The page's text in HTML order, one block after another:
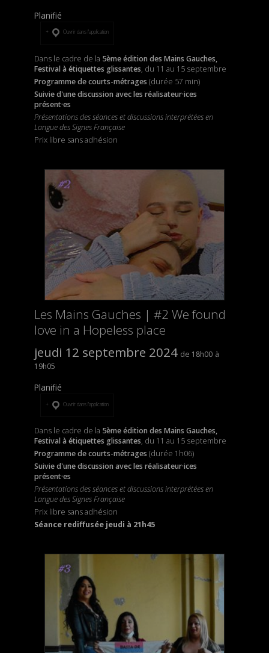
Planifié
Ouvrir dans l’application
Dans le cadre de la 5ème édition des Mains Gauches,
Festival à étiquettes glissantes, du 11 au 15 septembre
Programme de courts-métrages (durée 57 min)
Suivie d'une discussion avec les réalisateur·ices
présent·es
Présentations des séances et discussions interprétées en
Langue des Signes Française
Prix libre sans adhésion
Les Mains Gauches | #2 We found
love in a Hopeless place
jeudi 12 septembre 2024
18h00
19h05
Planifié
Ouvrir dans l’application
Dans le cadre de la 5ème édition des Mains Gauches,
Festival à étiquettes glissantes, du 11 au 15 septembre
Programme de courts-métrages (durée 1h06)
Suivie d'une discussion avec les réalisateur·ices
présent·es
Présentations des séances et discussions interprétées en
Langue des Signes Française
Prix libre sans adhésion
Séance rediffusée jeudi à 21h45